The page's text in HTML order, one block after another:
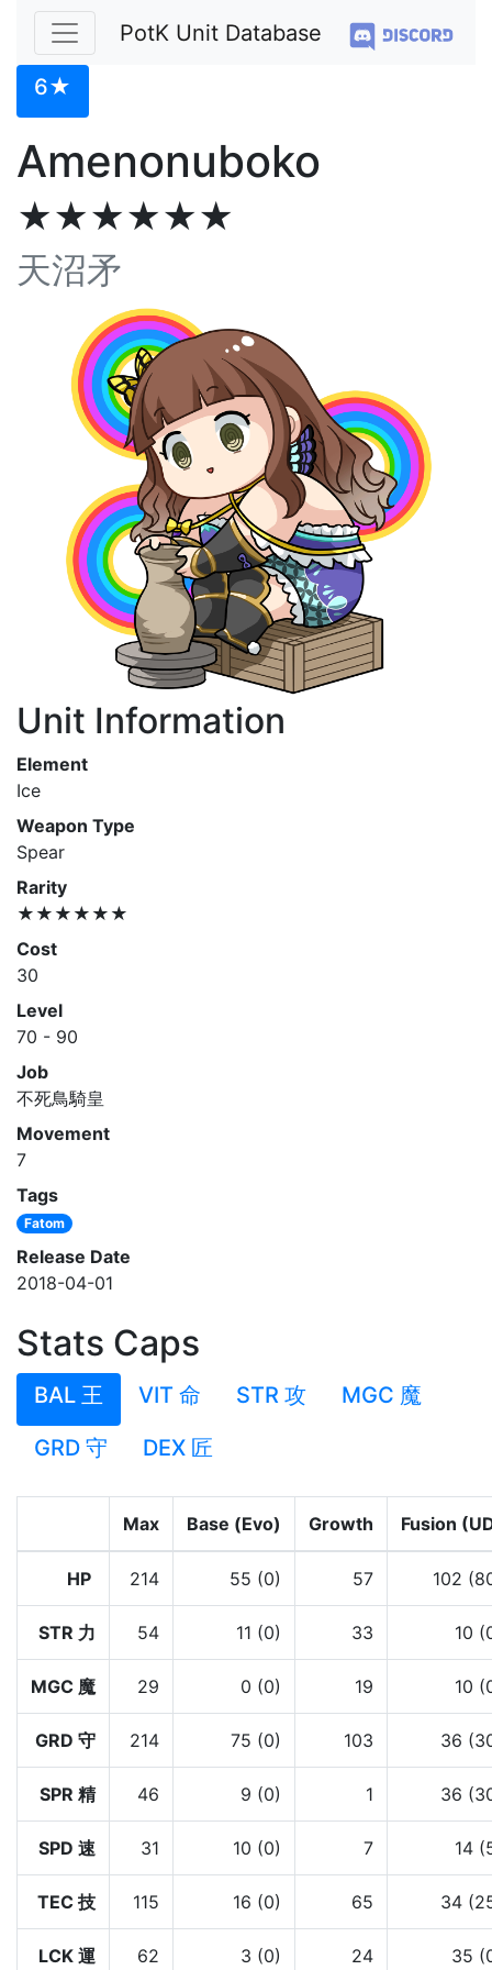
PotK Unit Database
6★
Amenonuboko
★★★★★★
天沼矛
Unit Information
Element
Ice
Weapon Type
Spear
Rarity
★★★★★★
Cost
30
Level
70 - 90
Job
不死鳥騎皇
Movement
7
Tags
Fatom
Release Date
2018-04-01
Stats Caps
BAL 王 VIT 命 STR 攻
MGC 魔
GRD 守
DEX 匠
Max Base (Evo) Growth Fusion
HP 214 55 (0) 57 102
STR 力 54 11 (0) 33 10
MGC 魔 29 0 (0) 19 10
GRD 守 214 75 (0) 103 36
SPR 精 46 9 (0) 1 36
SPD 速 31 10 (0) 7 14
TEC 技 115 16 (0) 65 34
LCK 運 62 3 (0) 24 35